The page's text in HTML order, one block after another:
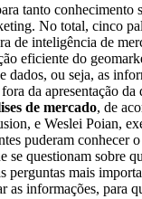
tanto conhecimento
No total, cinco
de inteligência de
eficiente do
dados, ou seja, as
da apresentação
de mercado, de
e Weslei Poian,
puderam
se questionam sobre
mais
as informações, para